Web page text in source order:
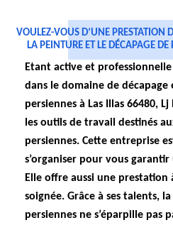
VOULEZ-VOUS D’UNE PRESTATION
LA PEINTURE ET LE DÉCAPAGE
Etant active et
dans le domaine de
persiennes à Las Illas 66480,
les outils de travail destinés
persiennes. Cette entreprise
s’organiser pour vous
Elle offre aussi une prestation
soignée. Grâce à ses talents,
persiennes ne s’éparpille pas